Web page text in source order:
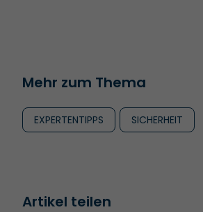
Mehr zum Thema
EXPERTENTIPPS SICHERHEIT
Artikel teilen